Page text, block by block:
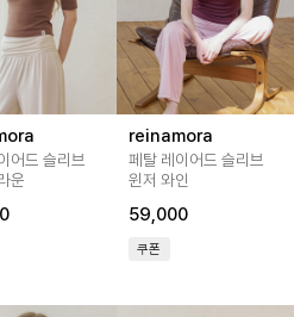
어드 슬리브
운
reinamora
페탈 레이어드 슬리브
윈저 와인
59,000
쿠폰